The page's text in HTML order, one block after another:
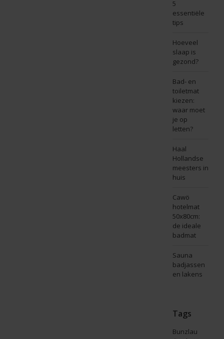
5
essentiële
tips
Hoeveel
slaap is
gezond?
Bad- en
toiletmat
kiezen:
waar moet
je op
letten?
Haal
Hollandse
meesters in
huis
Cawö
hotelmat
50x80cm:
de ideale
badmat
Sauna
badjassen
en lakens
Tags
Bunzlau